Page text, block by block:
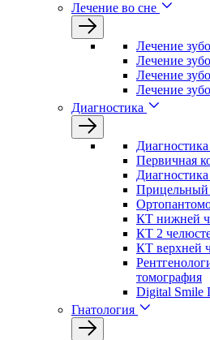
Лечение во сне
Лечение
Лечение
Лечение
Лечение
Диагностика
Диагностика
Первичная
Диагностика
КТ нижней
КТ 2
КТ верхней
томография
Digital Smile
Гнатология